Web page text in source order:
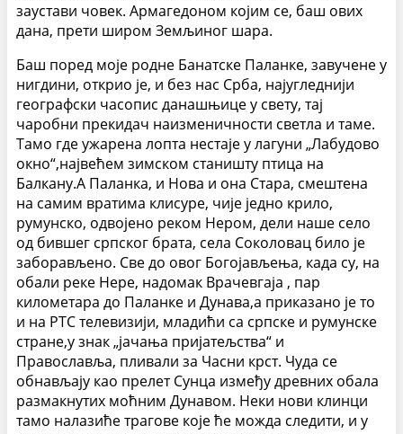
заустави човек. Армагедоном којим се, баш ових
дана, прети широм Земљиног шара.
Баш поред моје родне Банатске Паланке, завучене у
нигдини, открио је, и без нас Срба, најугледнији
географски часопис данашњице у свету, тај
чаробни прекидач наизменичности светла и таме.
Тамо где ужарена лопта нестаје у лагуни „Лабудово
окно“,највећем зимском станишту птица на
Балкану.А Паланка, и Нова и она Стара, смештена
на самим вратима клисуре, чије једно крило,
румунско, одвојено реком Нером, дели наше село
од бившег српског брата, села Соколовац било је
заборављено. Све до овог Богојављења, када су, на
обали реке Нере, надомак Врачевгаја , пар
километара до Паланке и Дунава,а приказано је то
и на РТС телевизији, младићи са српске и румунске
стране,у знак „јачања пријатељства“ и
Православља, пливали за Часни крст. Чуда се
обнављају као прелет Сунца између древних обала
размакнутих моћним Дунавом. Неки нови клинци
тамо налазиће трагове које ће можда следити, и у